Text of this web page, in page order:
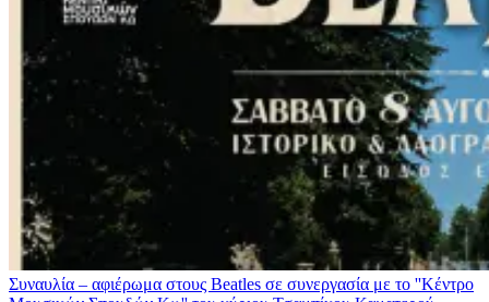
Συναυλία – αφιέρωμα στους Beatles σε συνεργασία με το ''Κέντρο